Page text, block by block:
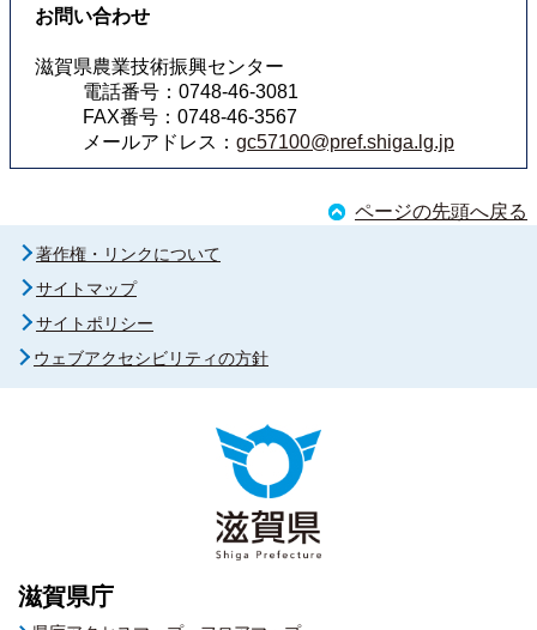
お問い合わせ
滋賀県農業技術振興センター
電話番号：0748-46-3081
FAX番号：0748-46-3567
メールアドレス： gc57100@pref.shiga.lg.jp
ページの先頭へ戻る
著作権・リンクについて
サイトマップ
サイトポリシー
ウェブアクセシビリティの方針
滋賀県庁